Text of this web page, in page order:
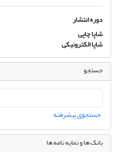
دوره انتشار
شاپا چاپی
شاپا الکترونیکی
جستجو
جستجوی پیشرفته
بانک ها و نمایه نامه ها